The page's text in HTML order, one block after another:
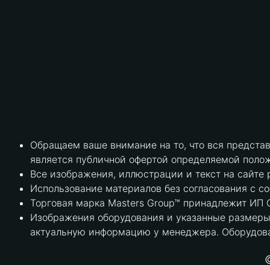
Обращаем ваше внимание на то, что вся
является публичной офертой определяемой
Все изображения, иллюстрации и текст на
Использование материалов без согласования с
Торговая марка Masters Group™ принадлежит ИП
Изображения оборудования и указанные
актуальную информацию у менеджера.